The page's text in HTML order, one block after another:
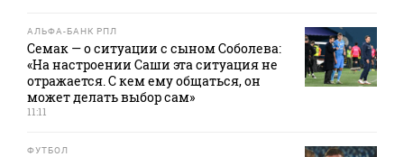
АЛЬФА-БАНК РПЛ
Семак — о ситуации с сыном Соболева:
«На настроении Саши эта ситуация не
отражается. С кем ему общаться, он
может делать выбор сам»
11:11
ФУТБОЛ